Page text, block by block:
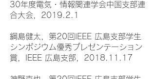
30年度電気・情報関連学会中国支部連
合大会，2019.2.1
綱島健太，第20回IEEE 広島支部学生
シンポジウム優秀プレゼンテーション
賞，IEEE 広島支部，2018.11.17